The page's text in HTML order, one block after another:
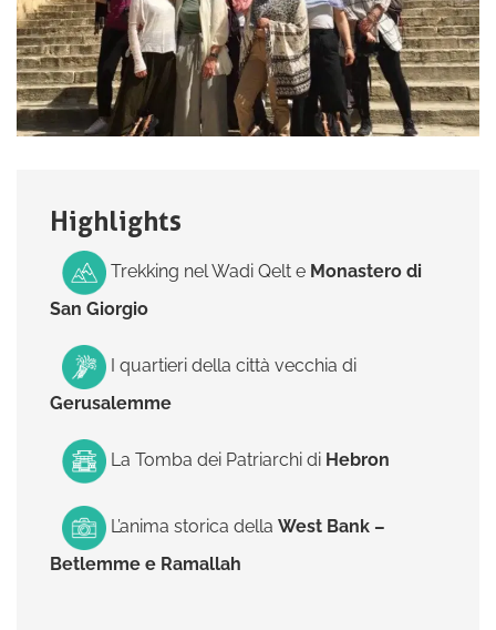
Highlights
Trekking nel Wadi Qelt e Monastero di
San Giorgio
I quartieri della città vecchia di
Gerusalemme
La Tomba dei Patriarchi di Hebron
L’anima storica della West Bank –
Betlemme e Ramallah